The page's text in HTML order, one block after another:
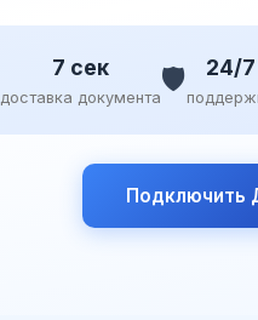
7 сек
доставка документа🛡️ 24/7
Подключить